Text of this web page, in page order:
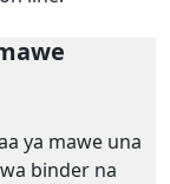
ya mawe una
binder na